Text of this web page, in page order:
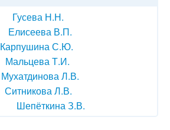
Гусева Н.Н.
Елисеева В.П.
Карпушина С.Ю.
Мальцева Т.И.
Мухатдинова Л.В.
Ситникова Л.В.
Шепёткина З.В.